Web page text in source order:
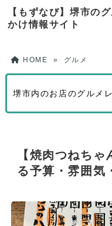
【もずなび】堺市の
かけ情報サイト
HOME » グルメ
堺市内のお店のグルメ
【焼肉つねち
る予算・雰囲気